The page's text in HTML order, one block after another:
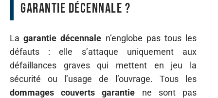
garantie décennale ?
Lagarantie décennale n’englobe pas tous les
défauts : elle s’attaque uniquement aux
défaillances graves qui mettent en jeu la
sécurité ou l’usage de l’ouvrage. Tous les
dommages couverts garantie ne sont pas